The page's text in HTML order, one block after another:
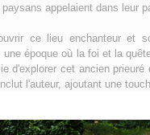
appelaient dans leur
ce lieu enchanteur et
époque où la foi et la
d'explorer cet ancien
l'auteur, ajoutant une